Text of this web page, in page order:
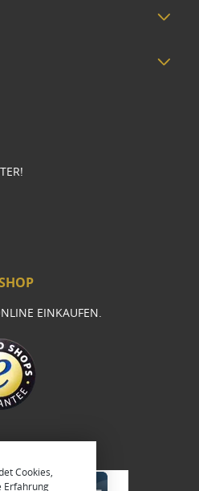
EINKAUFEN.
Cookies,
Erfahrung